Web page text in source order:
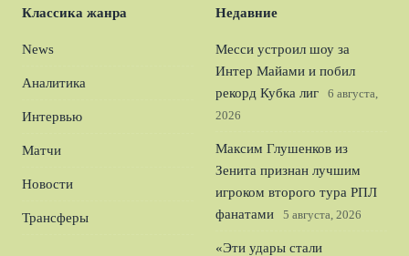
Классика жанра
News
Аналитика
Интервью
Матчи
Новости
Трансферы
Недавние
Месси устроил шоу за
Интер Майами и побил
рекорд Кубка лиг
6 августа,
2026
Максим Глушенков из
Зенита признан лучшим
игроком второго тура РПЛ
фанатами
5 августа, 2026
«Эти удары стали